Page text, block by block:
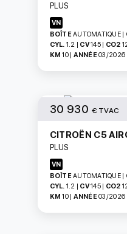
PLUS
VN
BOÎTEAUTOMATIQUE |
CYL. 1.2 | CV145 | CO2
KM 10 | ANNÉE03/2026
30 930 € TVAC
CITROËN C5
PLUS
VN
BOÎTEAUTOMATIQUE |
CYL. 1.2 | CV145 | CO2
KM 10 | ANNÉE03/2026